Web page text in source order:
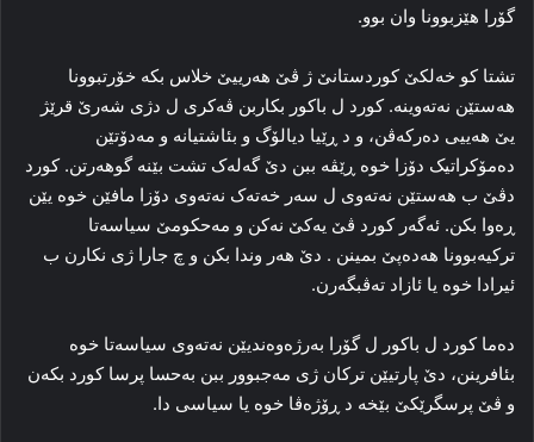
گۆرا هێزبوونا وان بوو.
تشتا کو خه‌لکێ کوردستانێ ژ ڤێ هه‌رییێ خلاس بکه‌ خۆرتبوونا
هه‌ستێن نه‌ته‌وینه‌. کورد ل باکور بکاربن ڤه‌کری ل دژی شه‌رێ قرێژ
یێ هه‌ییی ده‌رکه‌ڤن، و د ڕێیا دیالۆگ و بئاشتیانه‌ و مه‌دۆتێن
ده‌مۆکراتیک دۆزا خوه‌ ڕێڤه‌ ببن دێ گه‌له‌ک تشت بێنه‌ گوهه‌رتن. کورد
دڤێ ب هه‌ستێن نه‌ته‌وی ل سه‌ر خه‌ته‌ک نه‌ته‌وی دۆزا مافێن خوه‌ یێن
ڕه‌وا بکن. ئه‌گه‌ر کورد ڤێ یه‌کێ نه‌کن و مه‌حکومێ سیاسه‌تا
ترکیه‌بوونا هەدەپێ بمینن . دێ هه‌ر وندا بکن و چ جارا ژی نکارن ب
ئیرادا خوه‌ یا ئازاد ته‌ڤبگه‌رن.
ده‌ما کورد ل باکور ل گۆرا به‌رژه‌وه‌ندیێن نه‌ته‌وی سیاسه‌تا خوه‌
بئافرینن، دێ پارتیێن ترکان ژی مەجبوور ببن به‌حسا پرسا کورد بکه‌ن
و ڤێ پرسگرێکێ بێخە د ڕۆژه‌ڤا خوه‌ یا سیاسی دا.